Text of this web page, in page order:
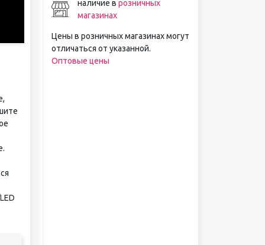
наличие в розничных
магазинах
Цены в розничных магазинах могут
отличаться от указанной.
Оптовые цены